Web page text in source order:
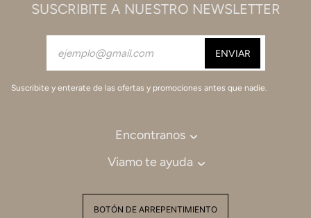
SUSCRIBITE A NUESTRO NEWSLETTER
Suscribite y enterate de las ofertas y promociones antes que nadie.
Encontranos
Viamo te ayuda
BOTÓN DE ARREPENTIMIENTO